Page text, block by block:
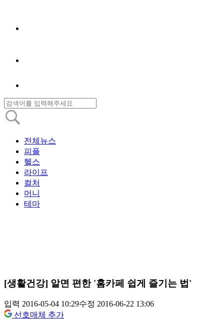
전체뉴스
피플
헬스
라이프
컬처
머니
테마
[생활건강] 알면 편한 '홈카페 쉽게 즐기는 법'
입력 2016-05-04 10:29수정 2016-06-22 13:06
선호매체 추가